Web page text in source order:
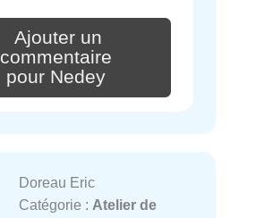
Ajouter un
commentaire
pour Nedey
Doreau Eric
Catégorie : Atelier de